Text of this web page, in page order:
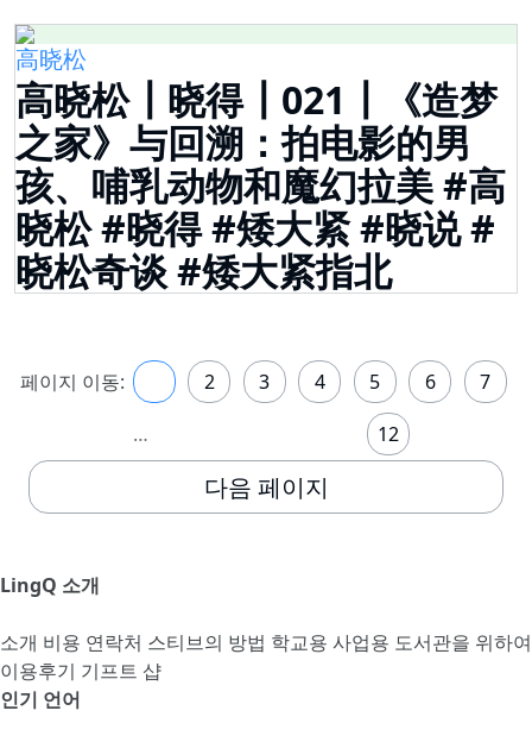
高晓松
高晓松┃晓得┃021┃《造梦
之家》与回溯：拍电影的男
孩、哺乳动物和魔幻拉美 #高
晓松 #晓得 #矮大紧 #晓说 #
晓松奇谈 #矮大紧指北
페이지 이동: 2 3 4 5 6
7
…
12
다음 페이지
LingQ 소개
소개 비용 연락처 스티브의 방법 학교용 사업용 도서관을 위하여
이용후기 기프트 샵
인기 언어